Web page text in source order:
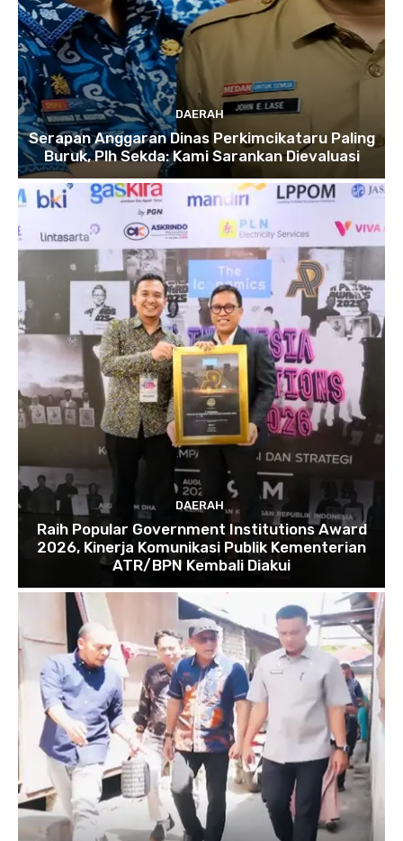
DAERAH
Serapan Anggaran Dinas Perkimcikataru Paling
Buruk, Plh Sekda: Kami Sarankan Dievaluasi
DAERAH
Raih Popular Government Institutions Award
2026, Kinerja Komunikasi Publik Kementerian
ATR/BPN Kembali Diakui